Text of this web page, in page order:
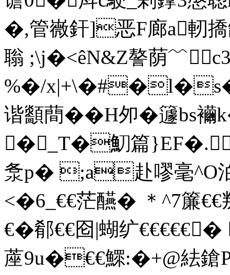
�,管嶶釬]恶F廊a
聬 ;\j�<êN&Z謷荫
%�/x|+\�#�l�s�2<
谐顲蕳��H夘 �籧
�_T�魛篇
洜p� ;a赴嘐毫^O
<�6_€€茫醼� ＊^7簾
€�郩€€囵|蝴纩
蓙9u�€€鰥:�+@紶鎗